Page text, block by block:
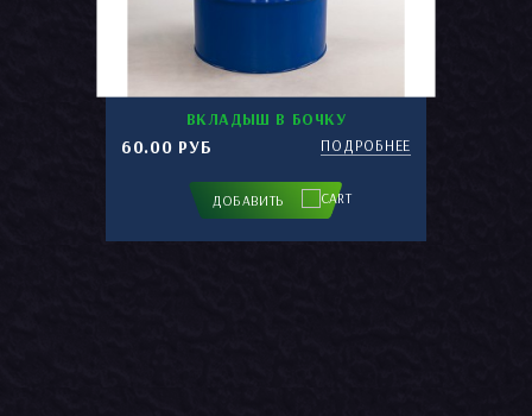
ВКЛАДЫШ В БОЧКУ
60.00 РУБ ПОДРОБНЕЕ
ДОБАВИТЬ